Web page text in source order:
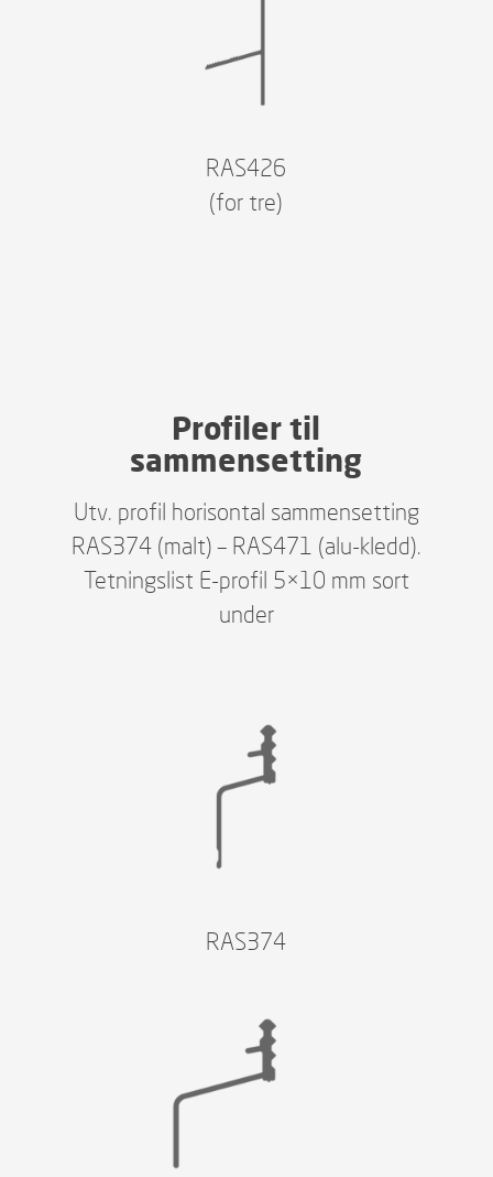
RAS426
(for tre)
Profiler til
sammensetting
Utv. profil horisontal sammensetting
RAS374 (malt) – RAS471 (alu-kledd).
Tetningslist E-profil 5×10 mm sort
under
RAS374